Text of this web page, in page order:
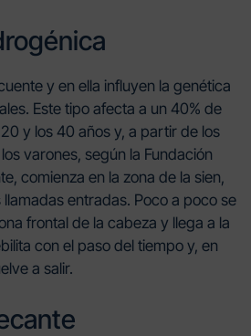
y en ella influyen la genética
Este tipo afecta a un 40% de
y los 40 años y, a partir de los
varones, según la Fundación
comienza en la zona de la sien,
entradas. Poco a poco se
frontal de la cabeza y llega a la
con el paso del tiempo y, en
a salir.